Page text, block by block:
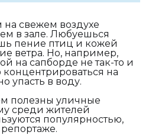
на свежем воздухе
в зале. Любуешься
пение птиц и кожей
ветра. Но, например,
на сапборде не так-то и
на
упасть в воду.
полезны уличные
среди жителей
популярностью,